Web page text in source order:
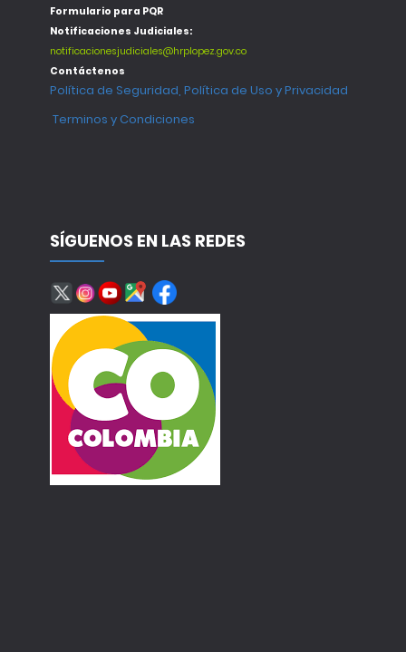
Formulario para PQR
Notificaciones Judiciales:
notificacionesjudiciales@hrplopez.gov.co
Contáctenos
Política de Seguridad, Política de Uso y Privacidad
Terminos y Condiciones
SÍGUENOS EN LAS REDES